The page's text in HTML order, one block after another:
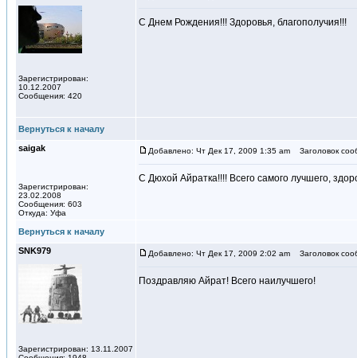
Зарегистрирован:
10.12.2007
Сообщения: 420
С Днем Рождения!!! Здоровья, благополучия!!!
Вернуться к началу
saigak
Зарегистрирован:
23.02.2008
Сообщения: 603
Откуда: Уфа
Добавлено: Чт Дек 17, 2009 1:35 am Заголовок
C Дюхой Айратка!!!! Всего самого лучшего,
Вернуться к началу
SNK979
Зарегистрирован: 13.11.2007
Добавлено: Чт Дек 17, 2009 2:02 am Заголовок
Поздравляю Айрат! Всего наилучшего!